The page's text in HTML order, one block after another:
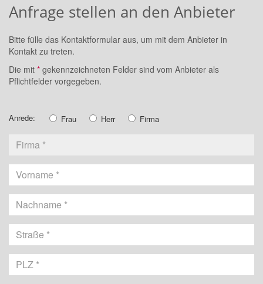
Anfrage stellen an den Anbieter
Bitte fülle das Kontaktformular aus, um mit dem Anbieter in
Kontakt zu treten.
Die mit * gekennzeichneten Felder sind vom Anbieter als
Pflichtfelder vorgegeben.
Anrede: Frau Herr Firma
Vorname
Nachname